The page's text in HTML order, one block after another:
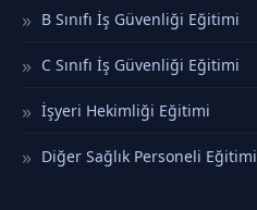
B Sınıfı İş Güvenliği Eğitimi
C Sınıfı İş Güvenliği Eğitimi
İşyeri Hekimliği Eğitimi
Diğer Sağlık Personeli Eğitimi